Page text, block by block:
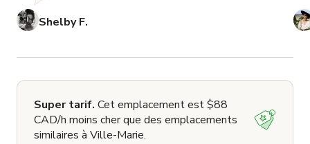
Shelby F.
Super tarif. Cet emplacement est $88
CAD/h moins cher que des emplacements
similaires à Ville-Marie.